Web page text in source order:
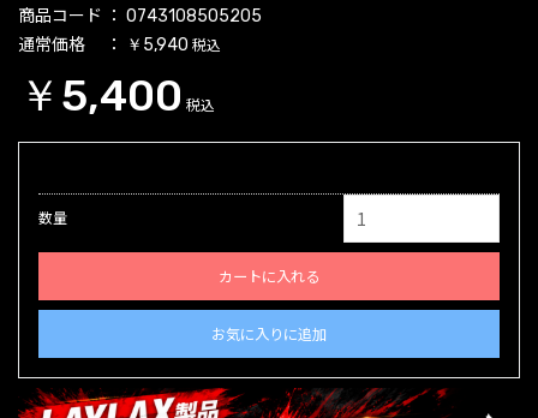
商品コード 0743108505205
通常価格 ￥5,940 税込
￥5,400 税込
数量
カートに入れる
お気に入りに追加